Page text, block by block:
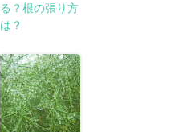
る？根の張り方
は？